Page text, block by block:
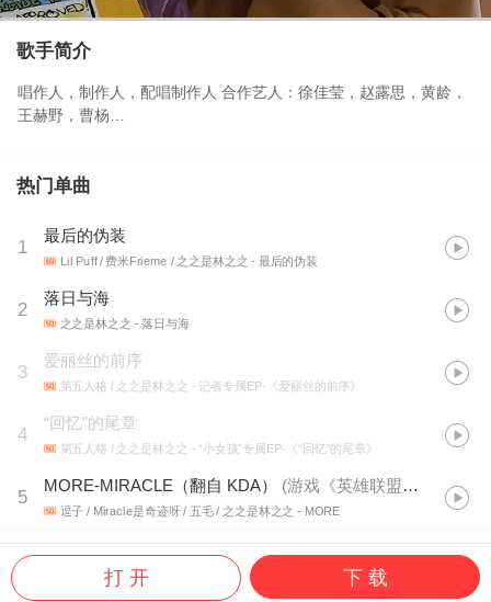
歌手简介
唱作人，制作人，配唱制作人 合作艺人：徐佳莹，赵露思，黄龄，
王赫野，曹杨…
热门单曲
1
最后的伪装
Lil Puff / 费米Frieme / 之之是林之之 - 最后的伪装
2
落日与海
之之是林之之 - 落日与海
3
爱丽丝的前序
第五人格 / 之之是林之之 - 记者专属EP-《爱丽丝的前序》
4
“回忆”的尾章
第五人格 / 之之是林之之 - “小女孩”专属EP-《“回忆”的尾章》
5
MORE-MIRACLE（翻自 KDA） (游戏《英雄联盟》赛季S10单曲
逗子 / Miracle是奇迹呀 / 五毛 / 之之是林之之 - MORE
打 开 下 载